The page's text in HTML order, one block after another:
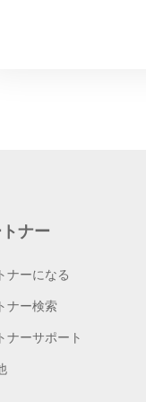
ナー
ナーになる
ナー検索
ナーサポート